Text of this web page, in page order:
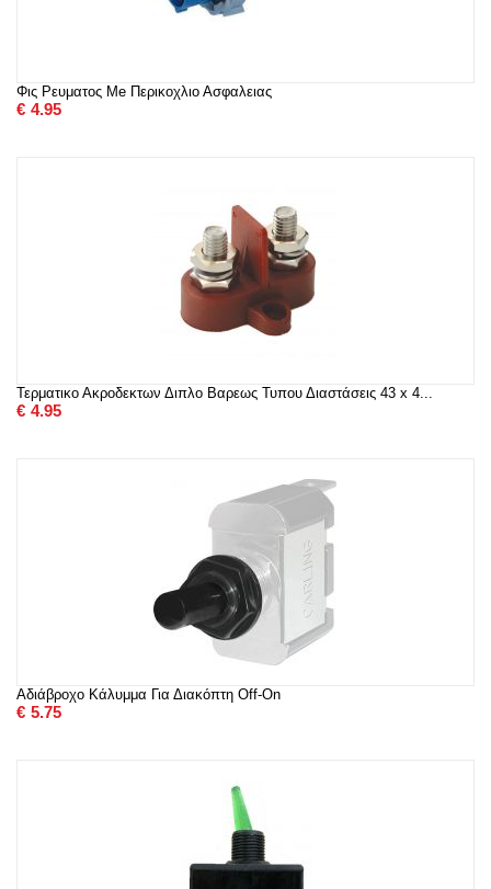
Φις Ρευματος Me Περικοχλιο Ασφαλειας
€ 4.95
Τερματικο Ακροδεκτων Διπλο Βαρεως Τυπου Διαστάσεις 43 x 4...
€ 4.95
Αδιάβροχο Κάλυμμα Για Διακόπτη Off-On
€ 5.75